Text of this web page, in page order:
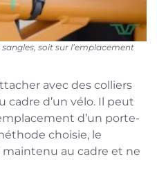
soit sur l’emplacement
avec des colliers
cadre d’un vélo. Il peut
d’un porte-
choisie, le
au cadre et ne